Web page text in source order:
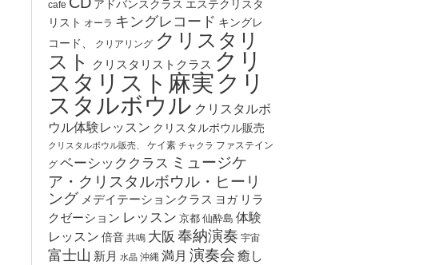
cafe アドバンスクラス エステクリスタ
リスト オーラ キングレコード キングレ
コード、
クリアリング クリスタリ
スト
クリスタリストクラス クリ
スタリスト麻実 クリ
スタルボウル クリスタルボ
ウル体験レッスン クリスタルボウル販売
クリスタルボウル販売、 ケイ素 チャクラ ファステイン
グ ベーシッククラス ミュージケ
ア・クリスタルボウル・ヒーリ
ング メデイテーションクラス ヨガ リラ
クゼーション レッスン 京都 仙酔島 体験
レッスン 倍音 共鳴 大阪 奉納演奏 宇宙
富士山 新月 水晶 沖縄 満月 演奏会 癒し